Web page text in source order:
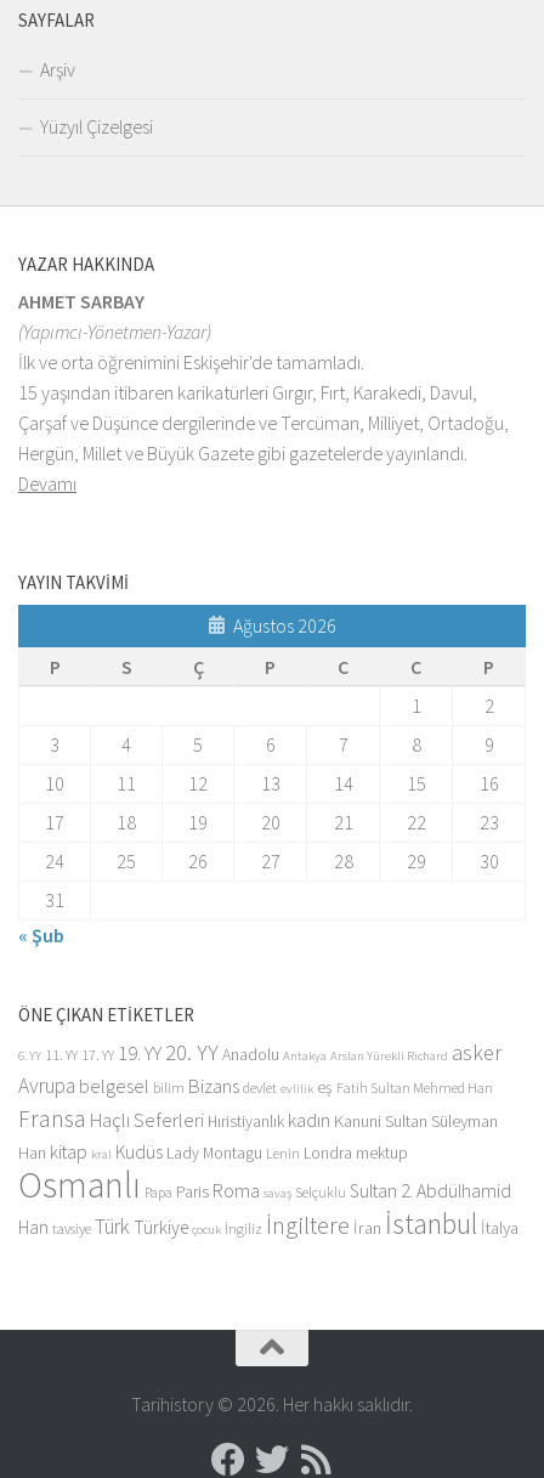
SAYFALAR
Arşiv
Yüzyıl Çizelgesi
YAZAR HAKKINDA
AHMET SARBAY
(Yapımcı-Yönetmen-Yazar)
İlk ve orta öğrenimini Eskişehir'de tamamladı.
15 yaşından itibaren karikatürleri Gırgır, Fırt, Karakedi, Davul,
Çarşaf ve Düşünce dergilerinde ve Tercüman, Milliyet, Ortadoğu,
Hergün, Millet ve Büyük Gazete gibi gazetelerde yayınlandı.
Devamı
YAYIN TAKVİMİ
Ağustos 2026
P
S Ç P C C
P
1
2
3
4 5 6 7 8
9
10
11 12 13 14 15
16
17
18 19 20 21 22
23
24
25 26 27 28 29
30
31
« Şub
ÖNE ÇIKAN ETİKETLER
6. YY 11. YY 17. YY 19. YY20. YYAnadolu Antakya Arslan Yürekli Richard asker
Avrupa belgesel bilim Bizans devlet evlilik eş Fatih Sultan Mehmed Han
Fransa Haçlı Seferleri Hıristiyanlık kadın Kanuni Sultan Süleyman
Han kitap kral Kudüs Lady Montagu Lenin Londra mektup
Osmanlı Papa Paris Roma savaş Selçuklu Sultan 2. Abdülhamid
Han tavsiye Türk Türkiye çocuk İngiliz İngiltere İran İstanbul İtalya
Tarihistory © 2026. Her hakkı saklıdır.